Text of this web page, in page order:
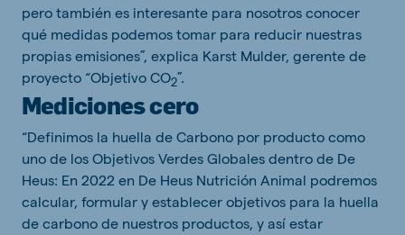
pero también es interesante para nosotros conocer
qué medidas podemos tomar para reducir nuestras
propias emisiones”, explica Karst Mulder, gerente de
proyecto “Objetivo CO2”.
Mediciones cero
“Definimos la huella de Carbono por producto como
uno de los Objetivos Verdes Globales dentro de De
Heus: En 2022 en De Heus Nutrición Animal podremos
calcular, formular y establecer objetivos para la huella
de carbono de nuestros productos, y así estar